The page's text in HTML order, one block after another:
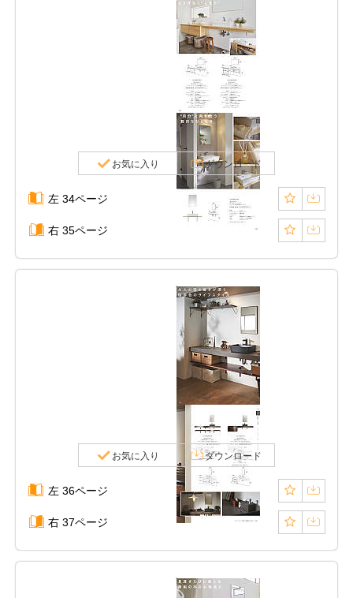
お気に入り ダウンロード
左 34ページ
右 35ページ
お気に入り ダウンロード
左 36ページ
右 37ページ